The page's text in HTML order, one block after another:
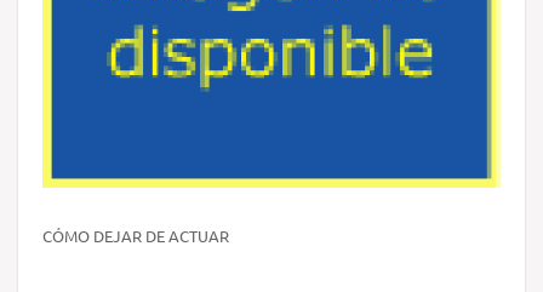
CÓMO DEJAR DE ACTUAR